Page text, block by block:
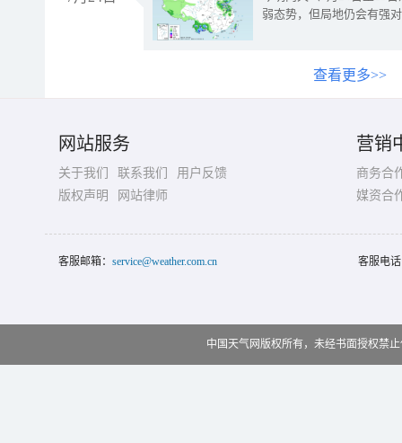
弱态势，但局地仍会有强
查看更多>>
网站服务
关于我们 联系我们
用户反馈
版权声明
网站律师
营销
商务合
媒资合
客服邮箱： service@weather.com.cn 客服电
中国天气网版权所有，未经书面授权